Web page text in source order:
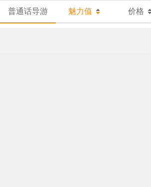
普通话导游 魅力值 价格